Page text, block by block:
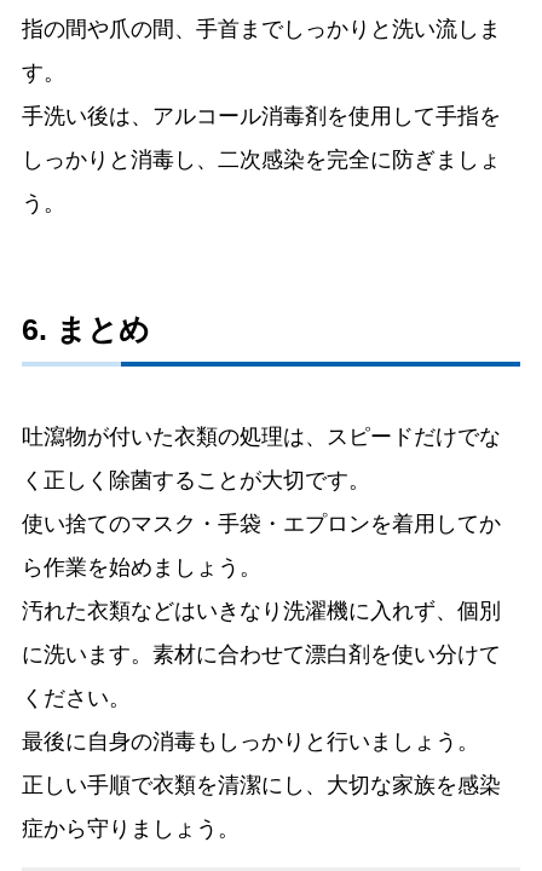
指の間や爪の間、手首までしっかりと洗い流しま
す。
手洗い後は、アルコール消毒剤を使用して手指を
しっかりと消毒し、二次感染を完全に防ぎましょ
う。
6. まとめ
吐瀉物が付いた衣類の処理は、スピードだけでな
く正しく除菌することが大切です。
使い捨てのマスク・手袋・エプロンを着用してか
ら作業を始めましょう。
汚れた衣類などはいきなり洗濯機に入れず、個別
に洗います。素材に合わせて漂白剤を使い分けて
ください。
最後に自身の消毒もしっかりと行いましょう。
正しい手順で衣類を清潔にし、大切な家族を感染
症から守りましょう。